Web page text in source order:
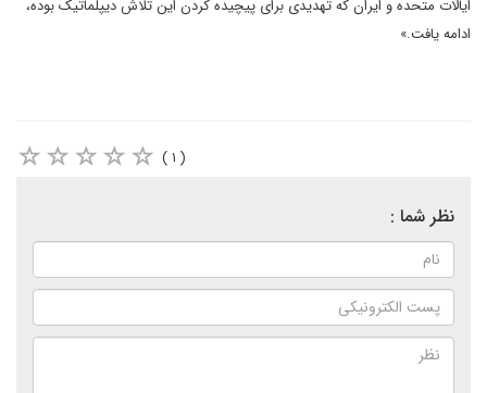
ایالات متحده و ایران که تهدیدی برای پیچیده کردن این تلاش دیپلماتیک بوده،
ادامه یافت.»
( ۱ )
نظر شما :